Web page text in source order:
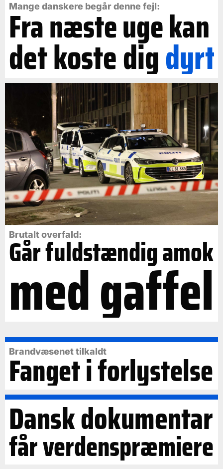
Mange danskere begår denne fejl:
Fra næste uge kan
det koste digdyrt
Brutalt overfald:
Går fuldstændig amok
med gaffel
Brandvæsenet tilkaldt
Fanget i forlystelse
Dansk dokumentar
får verdenspræmiere